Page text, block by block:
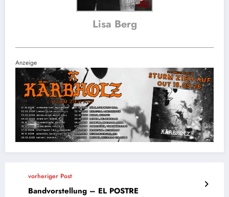
Lisa Berg
Anzeige
vorheriger Post
Bandvorstellung – EL POSTRE